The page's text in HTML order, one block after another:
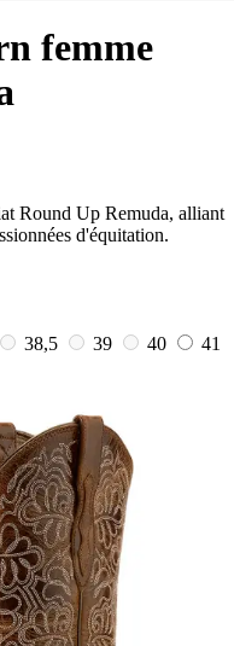
femme
Round Up Remuda, alliant
d'équitation.
38,5 39 40
41